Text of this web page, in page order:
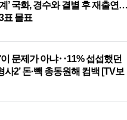
’ 국화, 경수와 결별 후 재출연…
표 몰표
이 문제가 아냐‥11% 섭섭했던
사2’ 돈·빽 총동원해 컴백 [TV보